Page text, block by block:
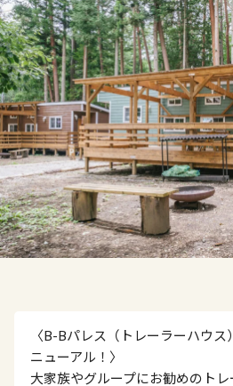
〈B-Bパレス（トレーラーハウ
ニューアル！〉
大家族やグループにお勧めのトレ